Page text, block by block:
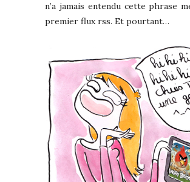
n’a jamais entendu cette phrase
premier flux rss. Et pourtant…